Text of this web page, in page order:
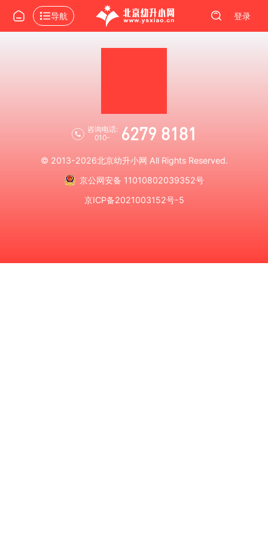
导航 登录
咨询电话:
010-
6279 8181
© 2013-2026北京幼升小网 All Rights Reserved.
京公网安备 11010802039352号
京ICP备2021003152号-5